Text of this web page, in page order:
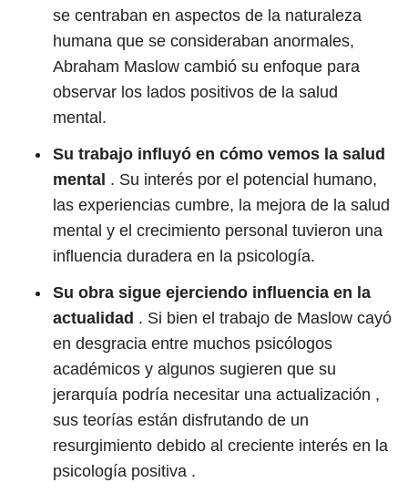
se centraban en aspectos de la naturaleza
humana que se consideraban anormales,
Abraham Maslow cambió su enfoque para
observar los lados positivos de la salud
mental.
Su trabajo influyó en cómo vemos la salud
mental . Su interés por el potencial humano,
las experiencias cumbre, la mejora de la salud
mental y el crecimiento personal tuvieron una
influencia duradera en la psicología.
Su obra sigue ejerciendo influencia en la
actualidad . Si bien el trabajo de Maslow cayó
en desgracia entre muchos psicólogos
académicos y algunos sugieren que su
jerarquía podría necesitar una actualización ,
sus teorías están disfrutando de un
resurgimiento debido al creciente interés en la
psicología positiva .